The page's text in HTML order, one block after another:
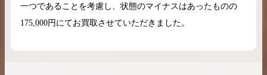
一つであることを考慮し、状態のマイナスはあったものの
175,000円にてお買取させていただきました。